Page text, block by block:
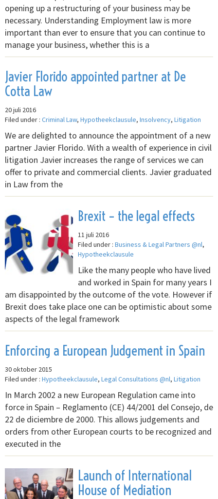
opening up a restructuring of your business may be
necessary. Understanding Employment law is more
important than ever to ensure that you can continue to
manage your business, whether this is a
Javier Florido appointed partner at De
Cotta Law
20 juli 2016
Filed under : Criminal Law, Hypotheekclausule, Insolvency, Litigation
We are delighted to announce the appointment of a new
partner Javier Florido. With a wealth of experience in civil
litigation Javier increases the range of services we can
offer to private and commercial clients. Javier graduated
in Law from the
Brexit – the legal effects
11 juli 2016
Filed under : Business & Legal Partners @nl,
Hypotheekclausule
Like the many people who have lived
and worked in Spain for many years I
am disappointed by the outcome of the vote. However if
Brexit does take place one can be optimistic about some
aspects of the legal framework
Enforcing a European Judgement in Spain
30 oktober 2015
Filed under : Hypotheekclausule, Legal Consultations @nl, Litigation
In March 2002 a new European Regulation came into
force in Spain – Reglamento (CE) 44/2001 del Consejo, de
22 de diciembre de 2000. This allows judgements and
orders from other European courts to be recognized and
executed in the
Launch of International
House of Mediation